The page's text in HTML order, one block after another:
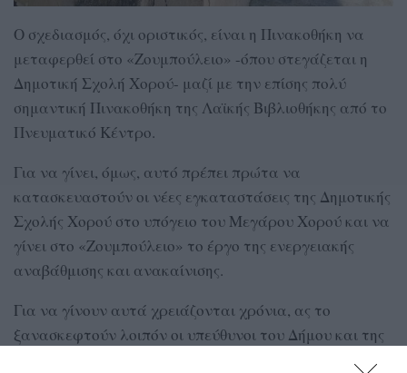
Ο σχεδιασμός, όχι οριστικός, είναι η Πινακοθήκη να
μεταφερθεί στο «Ζουμπούλειο» -όπου στεγάζεται η
Δημοτική Σχολή Χορού- μαζί με την επίσης πολύ
σημαντική Πινακοθήκη της Λαϊκής Βιβλιοθήκης από το
Πνευματικό Κέντρο.
Για να γίνει, όμως, αυτό πρέπει πρώτα να
κατασκευαστούν οι νέες εγκαταστάσεις της Δημοτικής
Σχολής Χορού στο υπόγειο του Μεγάρου Χορού και να
γίνει στο «Ζουμπούλειο» το έργο της ενεργειακής
αναβάθμισης και ανακαίνισης.
Για να γίνουν αυτά χρειάζονται χρόνια, ας το
ξανασκεφτούν λοιπόν οι υπεύθυνοι του Δήμου και της